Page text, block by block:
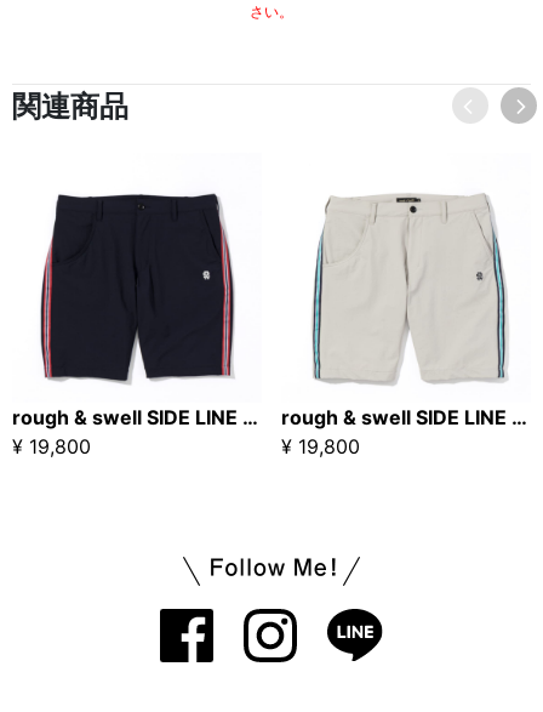
さい。
関連商品
rough & swell SIDE LINE SHORTS ネイビー
¥ 19,800
rough & swell SIDE LINE SHORTS ライトベージュ
¥ 19,800